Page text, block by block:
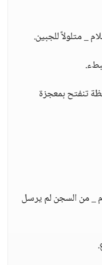
_ متلولاً للجبين.
تنفتح بمعجزة
_ من السجن لم يرسل